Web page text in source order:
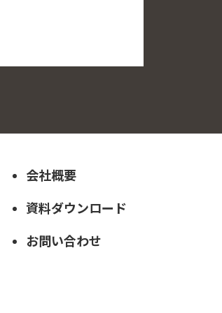
会社概要
資料ダウンロード
お問い合わせ